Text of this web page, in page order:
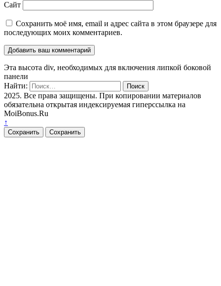
Сайт
Сохранить моё имя, email и адрес сайта в этом браузере для
последующих моих комментариев.
Эта высота div, необходимых для включения липкой боковой
панели
Найти:
2025. Все права защищены. При копировании материалов
обязательна открытая индексируемая гиперссылка на
MoiBonus.Ru
↑